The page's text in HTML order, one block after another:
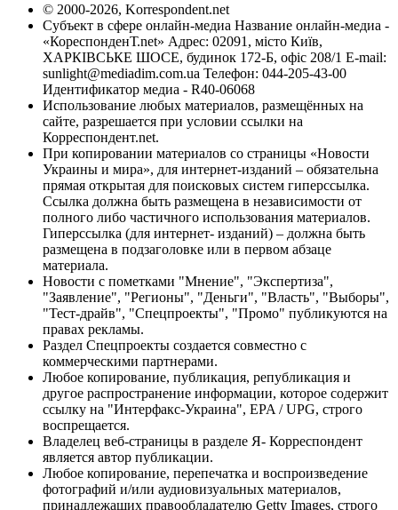
© 2000-2026, Korrespondent.net
Субъект в сфере онлайн-медиа Название онлайн-медиа -
«КореспонденТ.net» Адрес: 02091, місто Київ,
ХАРКІВСЬКЕ ШОСЕ, будинок 172-Б, офіс 208/1 E-mail:
sunlight@mediadim.com.ua Телефон: 044-205-43-00
Идентификатор медиа - R40-06068
Использование любых материалов, размещённых на
сайте, разрешается при условии ссылки на
Корреспондент.net.
При копировании материалов со страницы «Новости
Украины и мира», для интернет-изданий – обязательна
прямая открытая для поисковых систем гиперссылка.
Ссылка должна быть размещена в независимости от
полного либо частичного использования материалов.
Гиперссылка (для интернет- изданий) – должна быть
размещена в подзаголовке или в первом абзаце
материала.
Новости с пометками "Мнение", "Экспертиза",
"Заявление", "Регионы", "Деньги", "Власть", "Выборы",
"Тест-драйв", "Спецпроекты", "Промо" публикуются на
правах рекламы.
Раздел Спецпроекты создается совместно с
коммерческими партнерами.
Любое копирование, публикация, републикация и
другое распространение информации, которое содержит
ссылку на "Интерфакс-Украина", EPA / UPG, строго
воспрещается.
Владелец веб-страницы в разделе Я- Корреспондент
является автор публикации.
Любое копирование, перепечатка и воспроизведение
фотографий и/или аудиовизуальных материалов,
принадлежащих правообладателю Getty Images, строго